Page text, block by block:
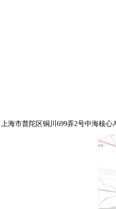
海市普陀区铜川699弄2号中海核